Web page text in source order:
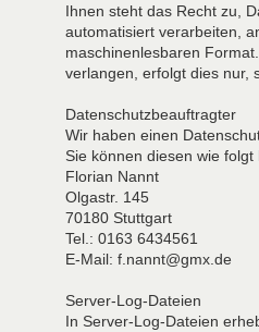
Ihnen steht das Recht zu,
automatisiert verarbeiten,
maschinenlesbaren
verlangen, erfolgt dies nur,
Datenschutzbeauftragter
Wir haben einen
Sie können diesen wie
Florian Nannt
Olgastr. 145
70180 Stuttgart
Tel.: 0163 6434561
E-Mail: f.nannt@gmx.de
Server-Log-Dateien
In Server-Log-Dateien